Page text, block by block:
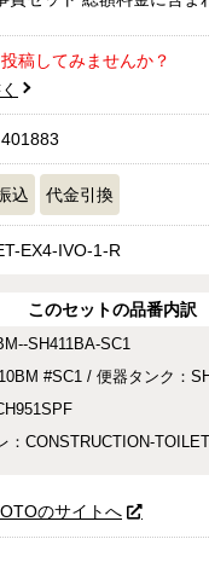
稿してみませんか？
込 代金引換
EX4-IVO-1-R
このセットの品番内訳
SH411BA-SC1
#SC1 / 便器タンク：
：CONSTRUCTION-TOILET
のサイトへ